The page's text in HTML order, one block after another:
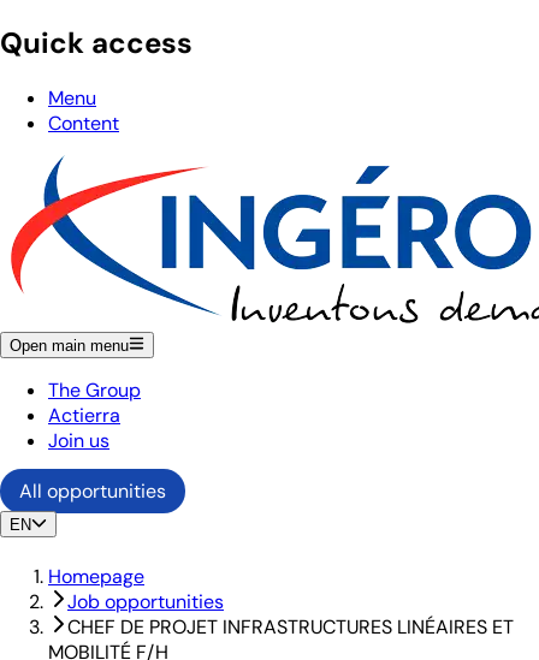
Quick access
Menu
Content
Open main menu
The Group
Actierra
Join us
All opportunities
EN
Homepage
Job opportunities
CHEF DE PROJET INFRASTRUCTURES LINÉAIRES ET
MOBILITÉ F/H